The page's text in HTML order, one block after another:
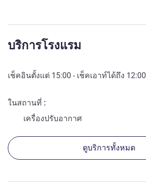
บริการโรงแรม
เช็คอินตั้งแต่ 15:00 - เช็คเอาท์ได้ถึง 12:00
ในสถานที่
เครื่องปรับอากาศ
ดูบริการทั้งหมด